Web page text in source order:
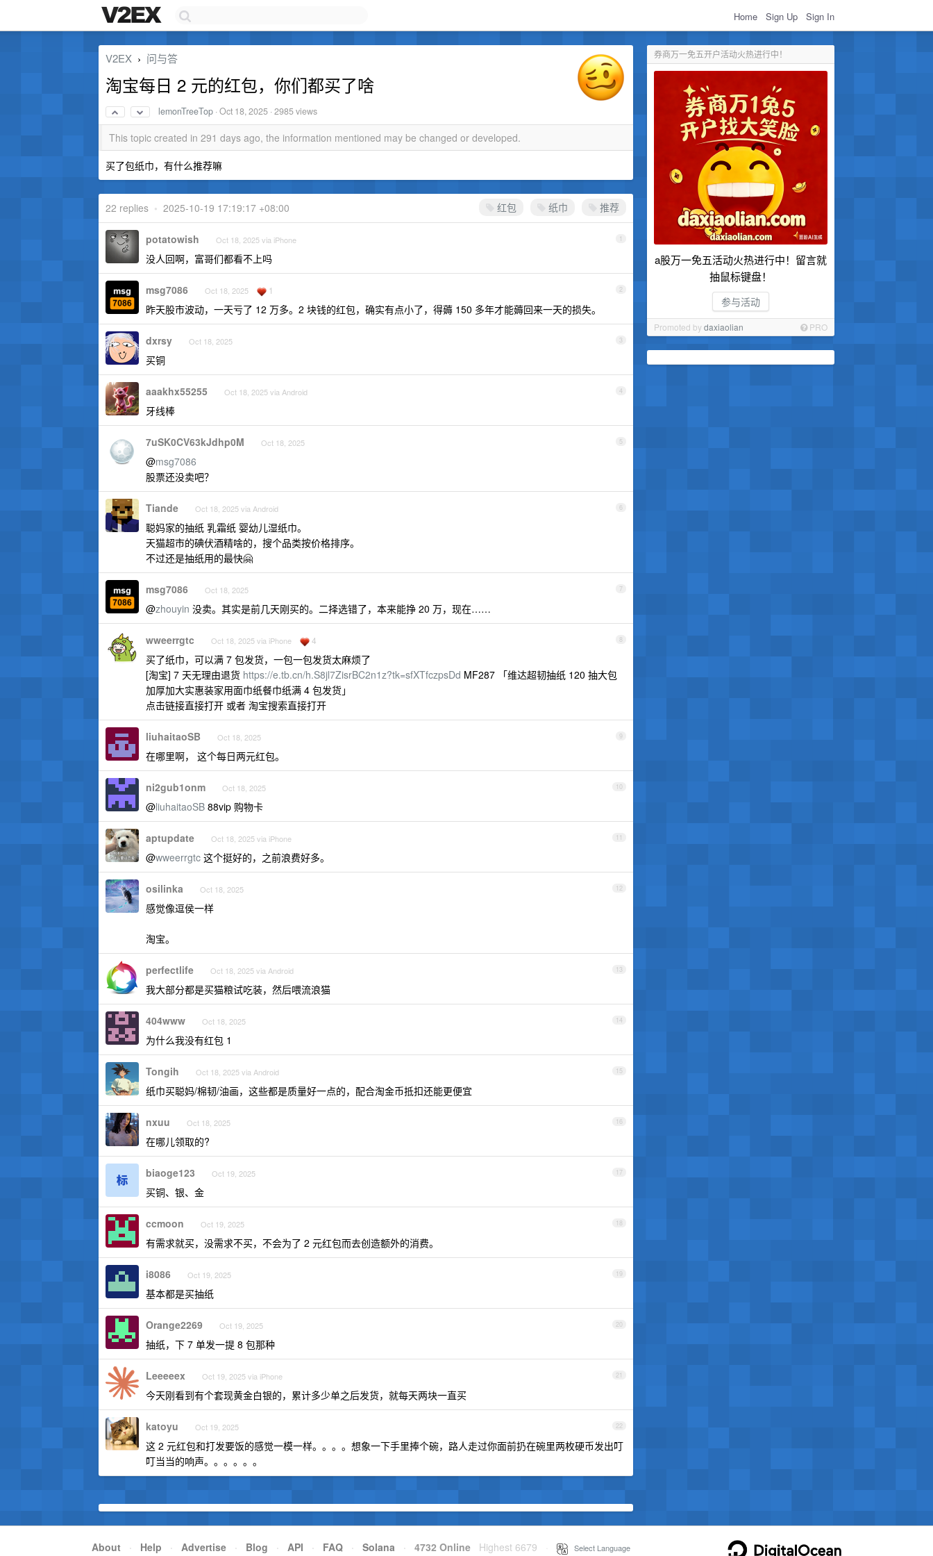
Home Sign Up Sign In
券商万一免五开户活动火热进行中！
a股万一免五活动火热进行中！留言就
抽鼠标键盘！
参与活动
Promoted bydaxiaolian PRO
V2EX › 问与答
淘宝每日 2 元的红包，你们都买了啥
lemonTreeTop ·Oct 18, 2025 · 2985 views
This topic created in 291 days ago, the information mentioned may be changed or developed.
买了包纸巾，有什么推荐嘛
红包 纸巾 推荐
22 replies • 2025-10-19 17:19:17 +08:00
1
potatowish Oct 18, 2025 via iPhone
没人回啊，富哥们都看不上吗
2
msg7086 Oct 18, 2025 1
昨天股市波动，一天亏了 12 万多。2 块钱的红包，确实有点小了，得薅 150 多年才能薅回来一天的损失。
3
dxrsy Oct 18, 2025
买铜
4
aaakhx55255 Oct 18, 2025 via Android
牙线棒
5
7uSK0CV63kJdhp0M Oct 18, 2025
@msg7086
股票还没卖吧？
6
Tiande Oct 18, 2025 via Android
聪妈家的抽纸 乳霜纸 婴幼儿湿纸巾。
天猫超市的碘伏酒精啥的，搜个品类按价格排序。
不过还是抽纸用的最快🤗
7
msg7086 Oct 18, 2025
@zhouyin 没卖。其实是前几天刚买的。二择选错了，本来能挣 20 万，现在……
8
wweerrgtc Oct 18, 2025 via iPhone 4
买了纸巾，可以满 7 包发货，一包一包发货太麻烦了
[淘宝] 7 天无理由退货 https://e.tb.cn/h.S8jl7ZisrBC2n1z?tk=sfXTfczpsDd MF287 「维达超韧抽纸 120 抽大包
加厚加大实惠装家用面巾纸餐巾纸满 4 包发货」
点击链接直接打开 或者 淘宝搜索直接打开
9
liuhaitaoSB Oct 18, 2025
在哪里啊， 这个每日两元红包。
10
ni2gub1onm Oct 18, 2025
@liuhaitaoSB 88vip 购物卡
11
aptupdate Oct 18, 2025 via iPhone
@wweerrgtc 这个挺好的，之前浪费好多。
12
osilinka Oct 18, 2025
感觉像逗侯一样
淘宝。
13
perfectlife Oct 18, 2025 via Android
我大部分都是买猫粮试吃装，然后喂流浪猫
14
404www Oct 18, 2025
为什么我没有红包 1
15
Tongih Oct 18, 2025 via Android
纸巾买聪妈/棉韧/油画，这些都是质量好一点的，配合淘金币抵扣还能更便宜
16
nxuu Oct 18, 2025
在哪儿领取的?
17
biaoge123 Oct 19, 2025
买铜、银、金
18
ccmoon Oct 19, 2025
有需求就买，没需求不买，不会为了 2 元红包而去创造额外的消费。
19
i8086 Oct 19, 2025
基本都是买抽纸
20
Orange2269 Oct 19, 2025
抽纸，下 7 单发一提 8 包那种
21
Leeeeex Oct 19, 2025 via iPhone
今天刚看到有个套现黄金白银的，累计多少单之后发货，就每天两块一直买
22
katoyu Oct 19, 2025
这 2 元红包和打发要饭的感觉一模一样。。。。想象一下手里捧个碗，路人走过你面前扔在碗里两枚硬币发出叮
叮当当的响声。。。。。。
About · Help · Advertise · Blog · API · FAQ · Solana · 4732 Online Highest 6679 Select Language